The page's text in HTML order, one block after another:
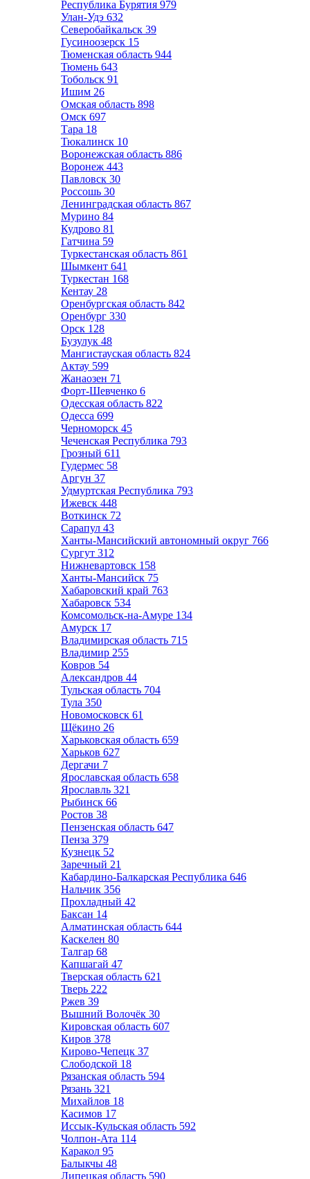
Республика Бурятия 979
Улан-Удэ 632
Северобайкальск 39
Гусиноозерск 15
Тюменская область 944
Тюмень 643
Тобольск 91
Ишим 26
Омская область 898
Омск 697
Тара 18
Тюкалинск 10
Воронежская область 886
Воронеж 443
Павловск 30
Россошь 30
Ленинградская область 867
Мурино 84
Кудрово 81
Гатчина 59
Туркестанская область 861
Шымкент 641
Туркестан 168
Кентау 28
Оренбургская область 842
Оренбург 330
Орск 128
Бузулук 48
Мангистауская область 824
Актау 599
Жанаозен 71
Форт-Шевченко 6
Одесская область 822
Одесса 699
Черноморск 45
Чеченская Республика 793
Грозный 611
Гудермес 58
Аргун 37
Удмуртская Республика 793
Ижевск 448
Воткинск 72
Сарапул 43
Ханты-Мансийский автономный округ 766
Сургут 312
Нижневартовск 158
Ханты-Мансийск 75
Хабаровский край 763
Хабаровск 534
Комсомольск-на-Амуре 134
Амурск 17
Владимирская область 715
Владимир 255
Ковров 54
Александров 44
Тульская область 704
Тула 350
Новомосковск 61
Щёкино 26
Харьковская область 659
Харьков 627
Дергачи 7
Ярославская область 658
Ярославль 321
Рыбинск 66
Ростов 38
Пензенская область 647
Пенза 379
Кузнецк 52
Заречный 21
Кабардино-Балкарская Республика 646
Нальчик 356
Прохладный 42
Баксан 14
Алматинская область 644
Каскелен 80
Талгар 68
Капшагай 47
Тверская область 621
Тверь 222
Ржев 39
Вышний Волочёк 30
Кировская область 607
Киров 378
Кирово-Чепецк 37
Слободской 18
Рязанская область 594
Рязань 321
Михайлов 18
Касимов 17
Иссык-Кульская область 592
Чолпон-Ата 114
Каракол 95
Балыкчы 48
Липецкая область 590